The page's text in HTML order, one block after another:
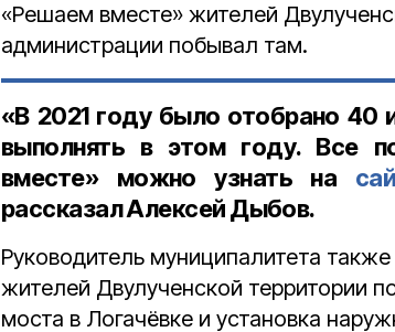
«Решаем вместе» жителей
администрации побывал там.
«В 2021 году было отобрано 40
выполнять в этом году. Все
вместе» можно узнать на
рассказал Алексей Дыбов.
Руководитель муниципалитета
жителей Двулученской территории
моста в Логачёвке и установка